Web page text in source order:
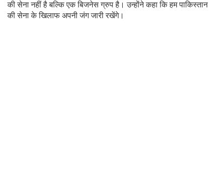
की सेना नहीं है बल्कि एक बिजनेस ग्रुप है। उन्होंने कहा कि हम पाकिस्तान
की सेना के खिलाफ अपनी जंग जारी रखेंगे।